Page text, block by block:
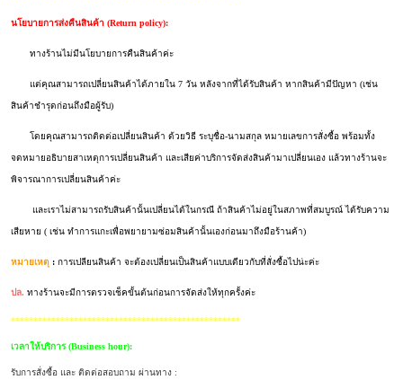
นโยบายการส่งคืนสินค้า (Return policy):
ทางร้านไม่มีนโยบายการคืนสินค้าค่ะ
แต่คุณสามารถเปลี่ยนสินค้าได้ภายใน 7 วัน หลังจากที่ได้รับสินค้า หากสินค้ามีปัญหา (เช่น
สินค้าชำรุดก่อนถึงมือผู้รับ)
โดยคุณสามารถติดต่อเปลี่ยนสินค้า ด้วยวิธี ระบุชื่อ-นามสกุล หมายเลขการสั่งซื้อ พร้อมทั้ง
จดหมายอธิบายสาเหตุการเปลี่ยนสินค้า และเสียค่าบริการจัดส่งสินค้ามาเปลี่ยนเอง แล้วทางร้านจะ
พิจารณาการเปลี่ยนสินค้าค่ะ
และเราไม่สามารถรับสินค้านั้นเปลี่ยนได้ในกรณี ถ้าสินค้าไม่อยู่ในสภาพที่สมบูรณ์ ได้รับความ
เสียหาย ( เช่น ทำการแกะเพื่อพยายามซ่อมสินค้านั้นเองก่อนมาถึงมือร้านค้า)
หมายเหตุ : การเปลียนสินค้า จะต้องเปลี่ยนเป็นสินค้าแบบเดียวกับที่สั่งซื้อไปน่ะค่ะ
ปล. ทางร้านจะมีการตรวจเช็คขั้นต้นก่อนการจัดส่งให้ทุกครั้งค่ะ
***************************************************
เวลาให้บริการ (Business hour):
รับการสั่งซื้อ และ ติดต่อสอบถาม ผ่านทาง :